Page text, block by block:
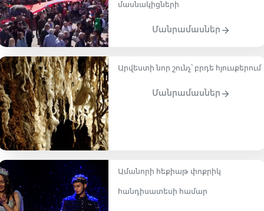
մասնակիցների
Մանրամասներ
Արվեստի նոր շունչ՝ բրդե հյուսքերում
Մանրամասներ
Ամանորի հեքիաթ փոքրիկ
հանդիսատեսի համար